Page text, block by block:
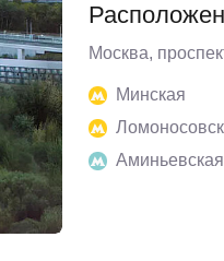
Москва,
Минская
Аминьевская